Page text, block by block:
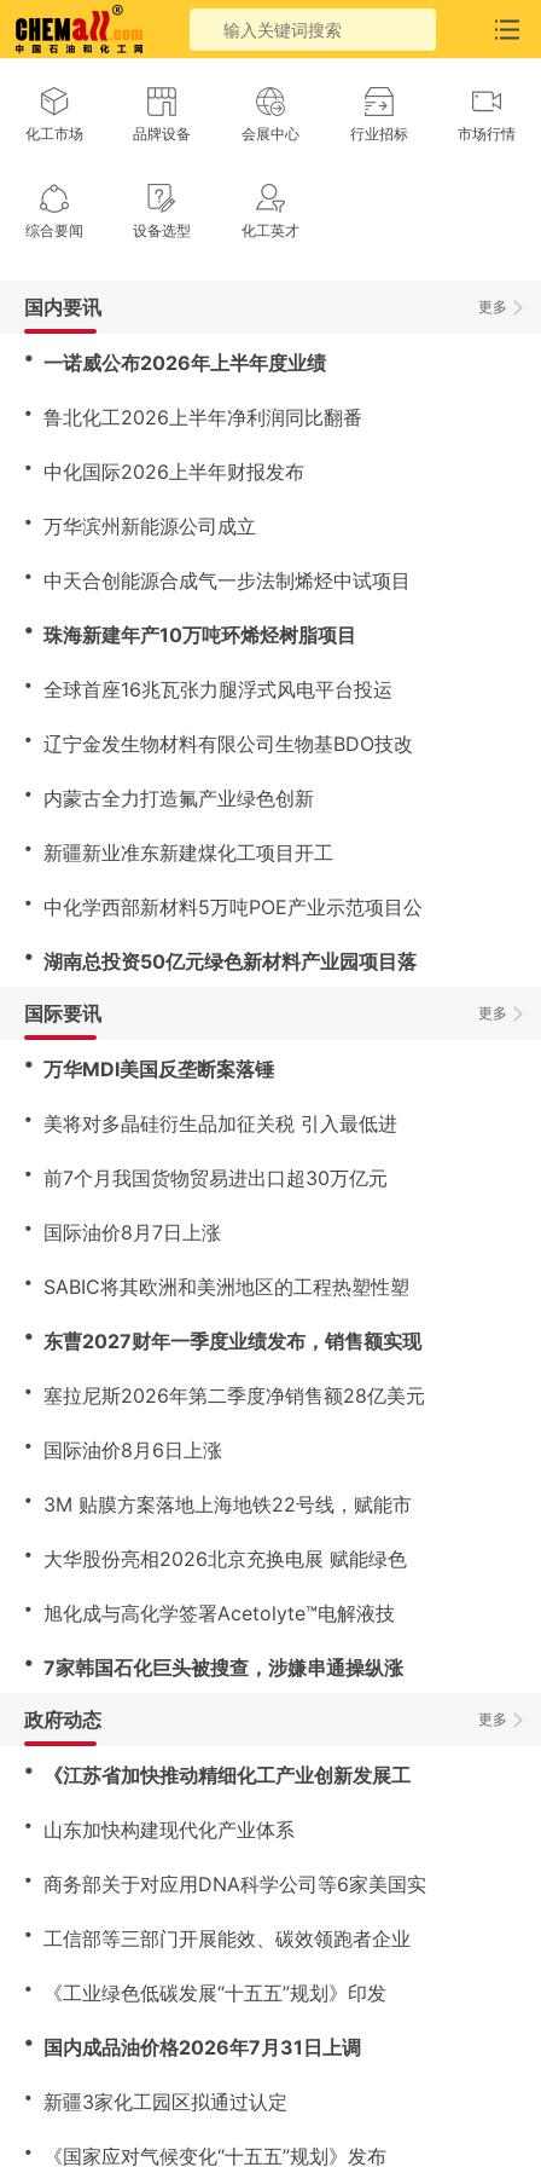
化工市场 品牌设备 会展中心 行业招标 市场行情
综合要闻 设备选型 化工英才
更多
国内要讯
・ 一诺威公布2026年上半年度业绩
・ 鲁北化工2026上半年净利润同比翻番
・ 中化国际2026上半年财报发布
・ 万华滨州新能源公司成立
・ 中天合创能源合成气一步法制烯烃中试项目
・ 珠海新建年产10万吨环烯烃树脂项目
・ 全球首座16兆瓦张力腿浮式风电平台投运
・ 辽宁金发生物材料有限公司生物基BDO技改
・ 内蒙古全力打造氟产业绿色创新
・ 新疆新业准东新建煤化工项目开工
・ 中化学西部新材料5万吨POE产业示范项目公
・ 湖南总投资50亿元绿色新材料产业园项目落
更多
国际要讯
・ 万华MDI美国反垄断案落锤
・ 美将对多晶硅衍生品加征关税 引入最低进
・ 前7个月我国货物贸易进出口超30万亿元
・ 国际油价8月7日上涨
・ SABIC将其欧洲和美洲地区的工程热塑性塑
・ 东曹2027财年一季度业绩发布，销售额实现
・ 塞拉尼斯2026年第二季度净销售额28亿美元
・ 国际油价8月6日上涨
・ 3M 贴膜方案落地上海地铁22号线，赋能市
・ 大华股份亮相2026北京充换电展 赋能绿色
・ 旭化成与高化学签署Acetolyte™电解液技
・ 7家韩国石化巨头被搜查，涉嫌串通操纵涨
更多
政府动态
・ 《江苏省加快推动精细化工产业创新发展工
・ 山东加快构建现代化产业体系
・ 商务部关于对应用DNA科学公司等6家美国实
・ 工信部等三部门开展能效、碳效领跑者企业
・ 《工业绿色低碳发展“十五五”规划》印发
・ 国内成品油价格2026年7月31日上调
・ 新疆3家化工园区拟通过认定
・ 《国家应对气候变化“十五五”规划》发布